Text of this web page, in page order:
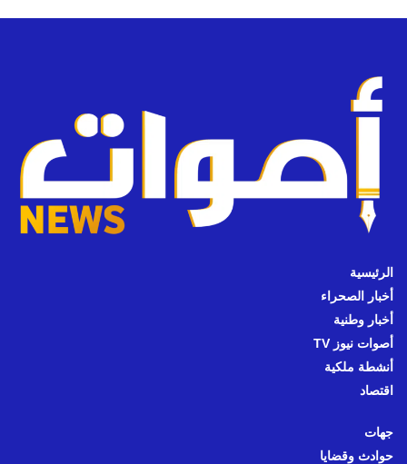
الرئيسية
أخبار الصحراء
أخبار وطنية
أصوات نيوز TV
أنشطة ملكية
اقتصاد
جهات
حوادث وقضايا